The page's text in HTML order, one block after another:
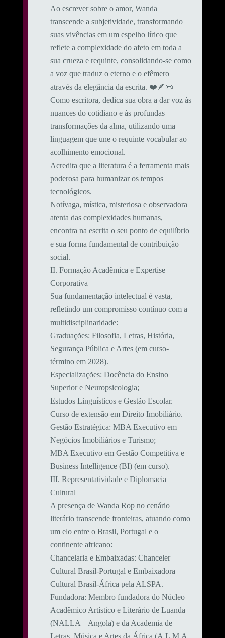
Ao escrever sobre o amor, Wanda
transcende a subjetividade, transformando
suas vivências em um espelho lírico que
reflete a complexidade do afeto em toda a
sua crueza e requinte, consolidando-se como
a voz que traduz o eterno e o efêmero
através da elegância da escrita. ❤️🪶📜
Como escritora, dedica sua obra a dar voz às
nuances do cotidiano e às profundas
transformações da alma, utilizando uma
linguagem que une o requinte vocabular ao
acolhimento emocional.
​Acredita que a literatura é a ferramenta mais
poderosa para humanizar os tempos
tecnológicos.
Notívaga, mística, misteriosa e observadora
atenta das complexidades humanas,
encontra na escrita o seu ponto de equilíbrio
e sua forma fundamental de contribuição
social.
​II. Formação Acadêmica e Expertise
Corporativa
​Sua fundamentação intelectual é vasta,
refletindo um compromisso contínuo com a
multidisciplinaridade:
​Graduações: Filosofia, Letras, História,
Segurança Pública e Artes (em curso-
término em 2028).
​Especializações: Docência do Ensino
Superior e Neuropsicologia;
Estudos Linguísticos e Gestão Escolar.
Curso de extensão em Direito Imobiliário.
​Gestão Estratégica: MBA Executivo em
Negócios Imobiliários e Turismo;
MBA Executivo em Gestão Competitiva e
Business Intelligence (BI) (em curso).
​III. Representatividade e Diplomacia
Cultural
​A presença de Wanda Rop no cenário
literário transcende fronteiras, atuando como
um elo entre o Brasil, Portugal e o
continente africano:
​Chancelaria e Embaixadas: Chanceler
Cultural Brasil-Portugal e Embaixadora
Cultural Brasil-África pela ALSPA.
​Fundadora: Membro fundadora do Núcleo
Acadêmico Artístico e Literário de Luanda
(NALLA – Angola) e da Academia de
Letras, Música e Artes da África (A.L.M.A.